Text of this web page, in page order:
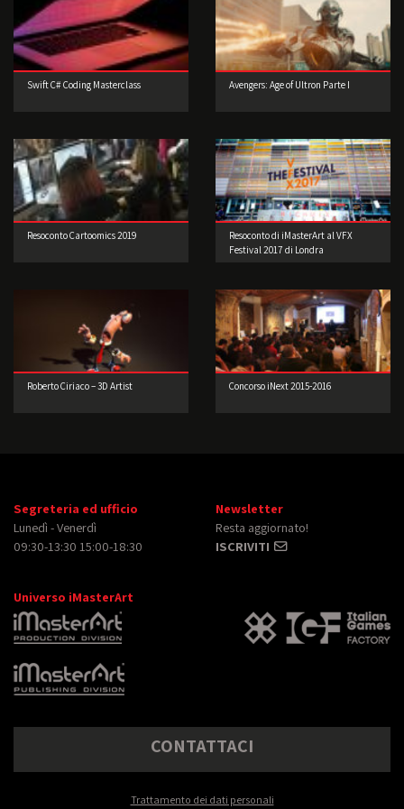
Swift C# Coding Masterclass Avengers: Age of Ultron Parte I
Resoconto Cartoomics 2019
Resoconto di iMasterArt al VFX
Festival 2017 di Londra
Roberto Ciriaco – 3D Artist Concorso iNext 2015-2016
Segreteria ed ufficio
Lunedì - Venerdì
09:30-13:30 15:00-18:30
Newsletter
Resta aggiornato!
ISCRIVITI
Universo iMasterArt
CONTATTACI
Trattamento dei dati personali